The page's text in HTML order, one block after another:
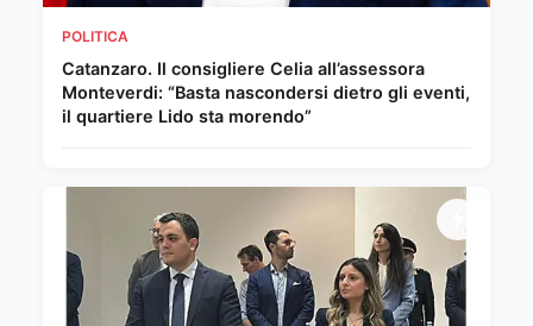
POLITICA
Catanzaro. Il consigliere Celia all’assessora
Monteverdi: “Basta nascondersi dietro gli eventi,
il quartiere Lido sta morendo”